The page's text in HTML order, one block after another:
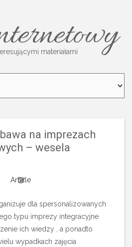
materiałami
na imprezach
– wesela
Article
dla spersonalizowanych
typu imprezy integracyjne
ich wiedzy , a ponadto
wypadkach zajęcia